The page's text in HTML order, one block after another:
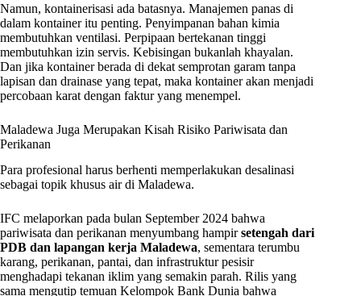
Namun, kontainerisasi ada batasnya. Manajemen panas di
dalam kontainer itu penting. Penyimpanan bahan kimia
membutuhkan ventilasi. Perpipaan bertekanan tinggi
membutuhkan izin servis. Kebisingan bukanlah khayalan.
Dan jika kontainer berada di dekat semprotan garam tanpa
lapisan dan drainase yang tepat, maka kontainer akan menjadi
percobaan karat dengan faktur yang menempel.
Maladewa Juga Merupakan Kisah Risiko Pariwisata dan
Perikanan
Para profesional harus berhenti memperlakukan desalinasi
sebagai topik khusus air di Maladewa.
IFC melaporkan pada bulan September 2024 bahwa
pariwisata dan perikanan menyumbang hampirsetengah dari
PDB dan lapangan kerja Maladewa, sementara terumbu
karang, perikanan, pantai, dan infrastruktur pesisir
menghadapi tekanan iklim yang semakin parah. Rilis yang
sama mengutip temuan Kelompok Bank Dunia bahwa